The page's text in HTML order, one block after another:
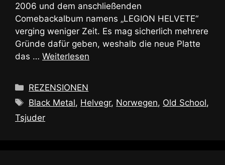
2006 und dem anschließenden
Comebackalbum namens „LEGION HELVETE“
verging weniger Zeit. Es mag sicherlich mehrere
Gründe dafür geben, weshalb die neue Platte
das … Weiterlesen
Kategorien
REZENSIONEN
Schlagwörter
Black Metal, Helvegr, Norwegen, Old School,
Tsjuder